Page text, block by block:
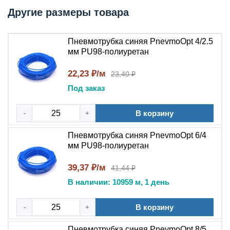
индустриальной пневматики.
Технические характеристики
Материал:полиуретан (PU).
Цвет:синий.
Наружный диаметр:уточняется в зависимости
от исполнения.
от исполнения.
Рабочее давление:уточняется в зависимости от
исполнения.
Температура эксплуатации:уточняется в
зависимости от исполнения.
Минимальный радиус изгиба:
зависимости от исполнения.
Рабочая среда:сжатый воздух, инертные газы.
Форма поставки:
Другие размеры товара
Пневмотрубка синяя PnevmoOpt 4/2.5
мм PU98-полиуретан
22,23 ₽/м 23,40 ₽
Под заказ
- + В корзину
Пневмотрубка синяя PnevmoOpt 6/4
мм PU98-полиуретан
39,37 ₽/м 41,44 ₽
В наличии: 10959 м, 1 день
- + В корзину